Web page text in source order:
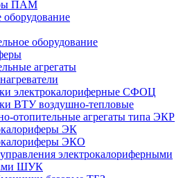
ПАМ
оборудование
агрегаты
электрокалориферные СФОЦ
ВТУ воздушно-тепловые
отопительные агрегаты типа ЭКР
ЭК
ЭКО
электрокалориферными
ШУК